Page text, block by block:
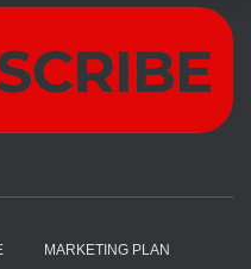
MARKETING PLAN